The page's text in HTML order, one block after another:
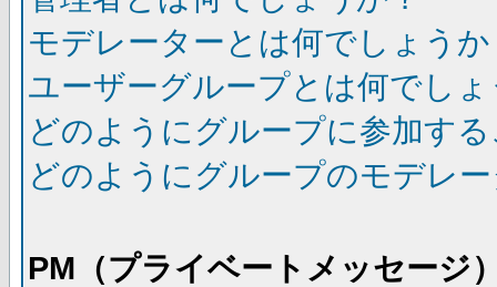
モデレーターとは何でしょうか
ユーザーグループとは何でし
どのようにグループに参加す
どのようにグループのモデレ
PM（プライベートメッセージ